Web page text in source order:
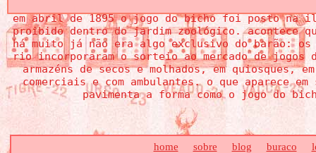
em abril de 1895 o jogo do bicho foi posto na
proibido dentro do jardim zoológico. acontece
há muito já não era algo exclusivo do barão: os
rio incorporaram o sorteio ao mercado de jogos
armazéns de secos e molhados, em quiosques,
comerciais e com ambulantes. o que aparece em
pavimenta a forma como o jogo do
home sobre blog buraco